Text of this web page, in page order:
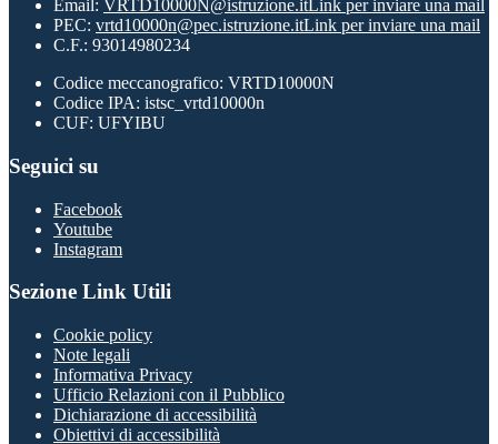
Email: VRTD10000N@istruzione.itLink per inviare una mail
PEC: vrtd10000n@pec.istruzione.itLink per inviare una mail
C.F.: 93014980234
Codice meccanografico: VRTD10000N
Codice IPA: istsc_vrtd10000n
CUF: UFYIBU
Seguici su
Facebook
Youtube
Instagram
Sezione Link Utili
Cookie policy
Note legali
Informativa Privacy
Ufficio Relazioni con il Pubblico
Dichiarazione di accessibilità
Obiettivi di accessibilità